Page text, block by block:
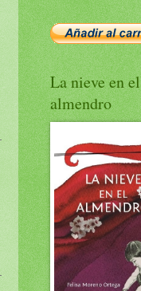
La nieve en el
almendro